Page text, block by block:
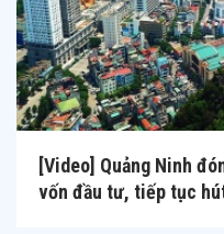
[Video] Quảng Ninh
vốn đầu tư, tiếp tục